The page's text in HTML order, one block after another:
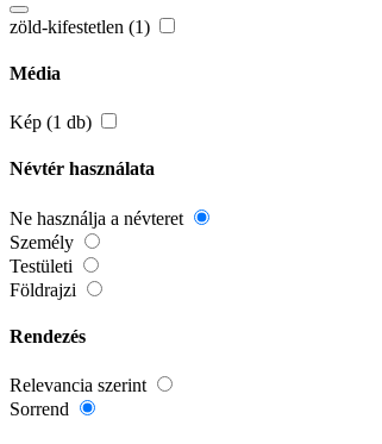
zöld-kifestetlen (1)
Média
Kép (1 db)
Névtér használata
Ne használja a névteret
Személy
Testületi
Földrajzi
Rendezés
Relevancia szerint
Sorrend